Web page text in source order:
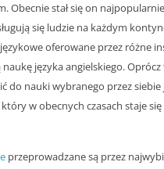
y
k
u
n
Obecnie stał się on
się ludzie na każdym
oferowane przez różne
języka angielskiego. Oprócz
do nauki wybranego przez siebie
w obecnych czasach staje
przeprowadzane są przez